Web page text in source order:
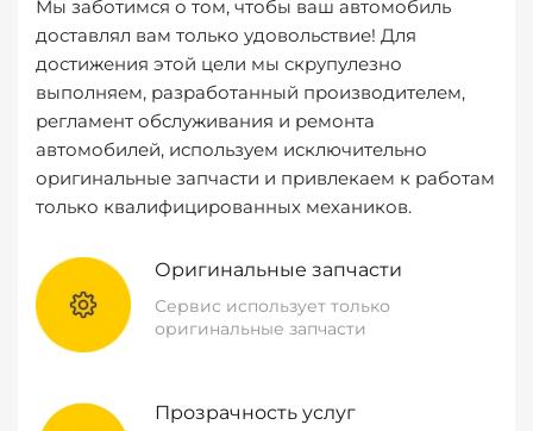
Мы заботимся о том, чтобы ваш автомобиль
доставлял вам только удовольствие! Для
достижения этой цели мы скрупулезно
выполняем, разработанный производителем,
регламент обслуживания и ремонта
автомобилей, используем исключительно
оригинальные запчасти и привлекаем к работам
только квалифицированных механиков.
Оригинальные запчасти
Сервис использует только
оригинальные запчасти
Прозрачность услуг